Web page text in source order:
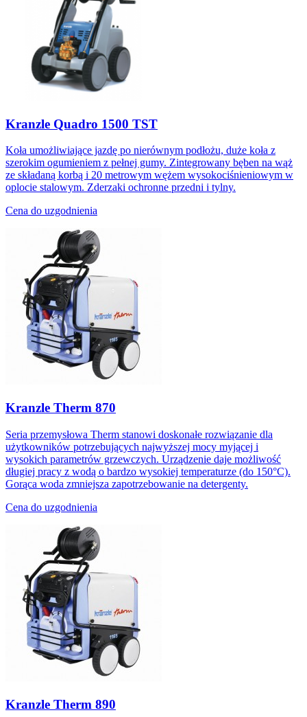
Kranzle Quadro 1500 TST
Koła umożliwiające jazdę po nierównym podłożu, duże koła z
szerokim ogumieniem z pełnej gumy. Zintegrowany bęben na wąż
ze składaną korbą i 20 metrowym wężem wysokociśnieniowym w
oplocie stalowym. Zderzaki ochronne przedni i tylny.
Cena do uzgodnienia
Kranzle Therm 870
Seria przemysłowa Therm stanowi doskonałe rozwiązanie dla
użytkowników potrzebujących najwyższej mocy myjącej i
wysokich parametrów grzewczych. Urządzenie daje możliwość
długiej pracy z wodą o bardzo wysokiej temperaturze (do 150°C).
Gorąca woda zmniejsza zapotrzebowanie na detergenty.
Cena do uzgodnienia
Kranzle Therm 890